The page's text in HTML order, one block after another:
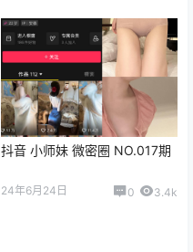
抖音 小师妹 微密圈 NO.017期
24年6月24日 0 3.4k